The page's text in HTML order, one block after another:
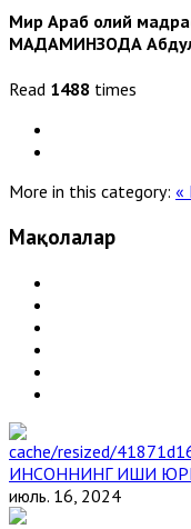
Мир Араб олий
МАДАМИНЗОДА
Read 1488 times
More in this category: «
Мақолалар
ИНСОННИНГ ИШИ
июль. 16, 2024